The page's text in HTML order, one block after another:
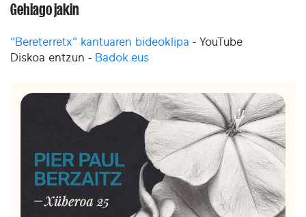
Gehiago jakin
"Bereterretx" kantuaren bideoklipa - YouTube
Diskoa entzun - Badok.eus